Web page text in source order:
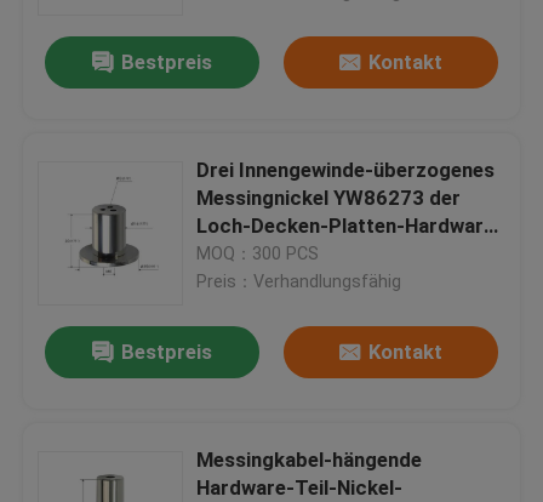
Bestpreis Kontakt
Drei Innengewinde-überzogenes
Messingnickel YW86273 der
Loch-Decken-Platten-Hardware-
M6
MOQ：300 PCS
Preis：Verhandlungsfähig
Bestpreis Kontakt
Messingkabel-hängende
Hardware-Teil-Nickel-